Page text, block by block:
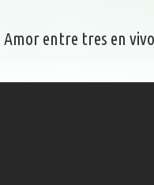
entre tres en